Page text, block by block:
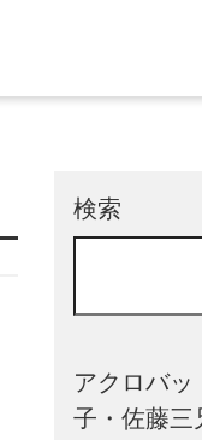
検索
アクロバッ
子・佐藤三